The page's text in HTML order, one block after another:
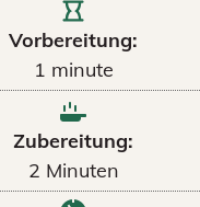
Vorbereitung:
1 minute
Zubereitung:
2 Minuten